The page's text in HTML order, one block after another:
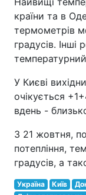
країни та в
термометрів
градусів. Інші
У Києві
очікується
вдень -
З 21 жовтня,
потепління,
градусів, а
Україна Київ